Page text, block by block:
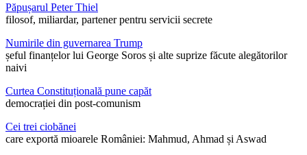
Păpușarul Peter Thiel
filosof, miliardar, partener pentru servicii secrete
Numirile din guvernarea Trump
șeful finanțelor lui George Soros și alte suprize făcute alegătorilor
naivi
Curtea Constituțională pune capăt
democrației din post-comunism
Cei trei ciobănei
care exportă mioarele României: Mahmud, Ahmad și Aswad